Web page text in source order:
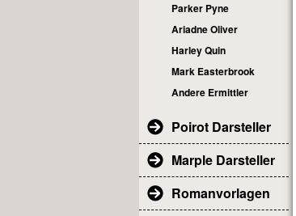
Parker Pyne
Ariadne Oliver
Harley Quin
Mark Easterbrook
Andere Ermittler
Poirot Darsteller
Marple Darsteller
Romanvorlagen